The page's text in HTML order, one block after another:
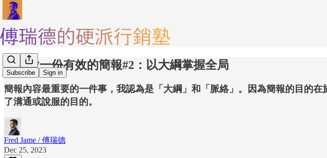
Subscribe Sign in
如何做一份有效的簡報#2：以大綱掌握全局
簡報內容最重要的一件事，我認為是「大綱」和「脈絡」。因為簡報的目的
了溝通或說服的目的。
Fred Jame / 傅瑞德
Dec 25, 2023